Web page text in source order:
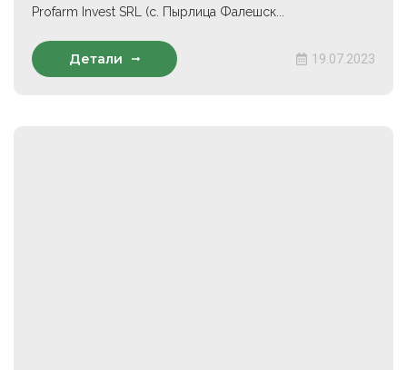
Profarm Invest SRL (с. Пырлица Фалешск...
Детали 19.07.2023